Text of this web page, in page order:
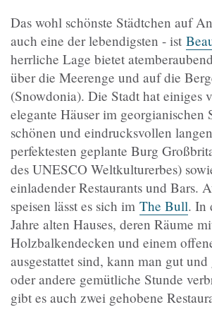
Das wohl schönste Städtchen auf
auch eine der lebendigsten - ist
herrliche Lage bietet
über die Meerenge und auf die
(Snowdonia). Die Stadt hat einiges
elegante Häuser im georgianischen
schönen und eindrucksvollen
perfektesten geplante Burg
des UNESCO Weltkulturerbes)
einladender Restaurants und Bars.
speisen lässt es sich im The Bull. In
Jahre alten Hauses, deren Räume
Holzbalkendecken und einem
ausgestattet sind, kann man gut
oder andere gemütliche Stunde
gibt es auch zwei gehobene